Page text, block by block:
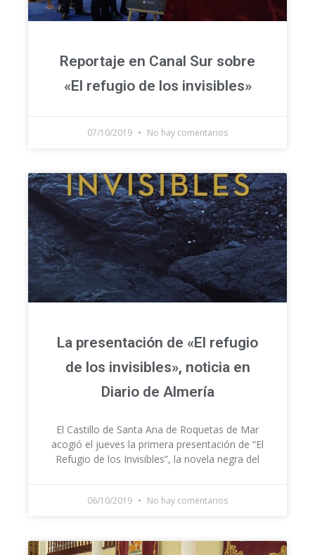
Reportaje en Canal Sur sobre
«El refugio de los invisibles»
07/10/2019 No hay comentarios
La presentación de «El refugio
de los invisibles», noticia en
Diario de Almería
El Castillo de Santa Ana de Roquetas de Mar
acogió el jueves la primera presentación de “El
Refugio de los Invisibles”, la novela negra del
06/10/2019 No hay comentarios